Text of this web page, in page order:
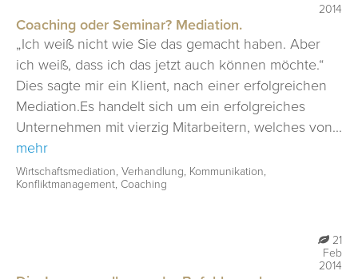
2014
Coaching oder Seminar? Mediation.
„Ich weiß nicht wie Sie das gemacht haben. Aber
ich weiß, dass ich das jetzt auch können möchte.“
Dies sagte mir ein Klient, nach einer erfolgreichen
Mediation.Es handelt sich um ein erfolgreiches
Unternehmen mit vierzig Mitarbeitern, welches von...
mehr
Wirtschaftsmediation, Verhandlung, Kommunikation,
Konfliktmanagement, Coaching
21
Feb
2014